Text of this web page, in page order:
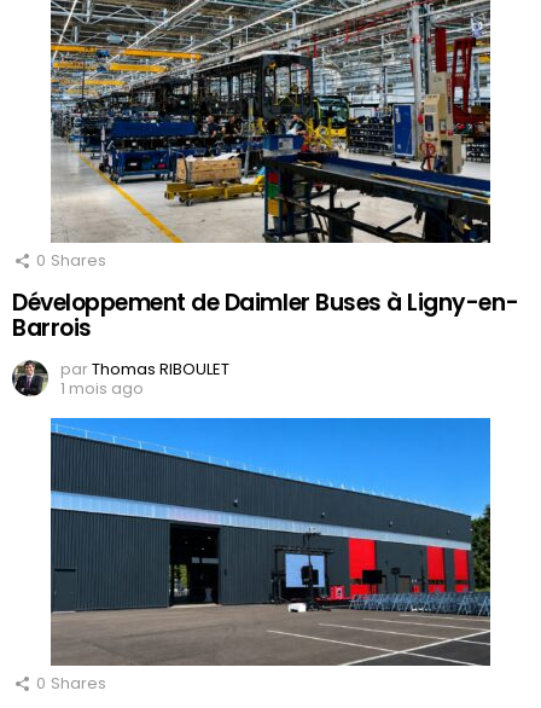
0 Shares
Développement de Daimler Buses à Ligny-en-
Barrois
parThomas RIBOULET
1 mois ago
0 Shares